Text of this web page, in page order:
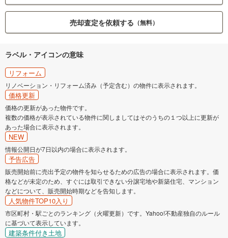
売却査定を依頼する （無料）
ラベル・アイコンの意味
リフォーム
リノベーション・リフォーム済み（予定含む）の物件に表示されます。
価格更新
価格の更新があった物件です。
複数の価格が表示されている物件に関しましてはそのうちの１つ以上に更新が
あった場合に表示されます。
NEW
情報公開日が7日以内の場合に表示されます。
予告広告
販売開始前に売出予定の物件を知らせるための広告の場合に表示されます。価
格などが未定のため、すぐには取引できない分譲宅地や新築住宅、マンション
などについて、販売開始時期などを告知します。
人気物件TOP10入り
市区町村・駅ごとのランキング（火曜更新）です。Yahoo!不動産独自のルール
に基づいて表示しています。
建築条件付き土地